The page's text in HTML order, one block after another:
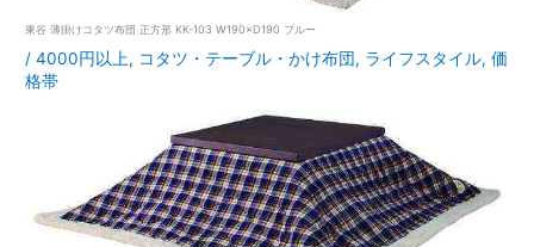
東谷 薄掛けコタツ布団 正方形 KK-103 W190×D190 ブルー
/4000円以上, コタツ・テーブル・かけ布団, ライフスタイル,価
格帯